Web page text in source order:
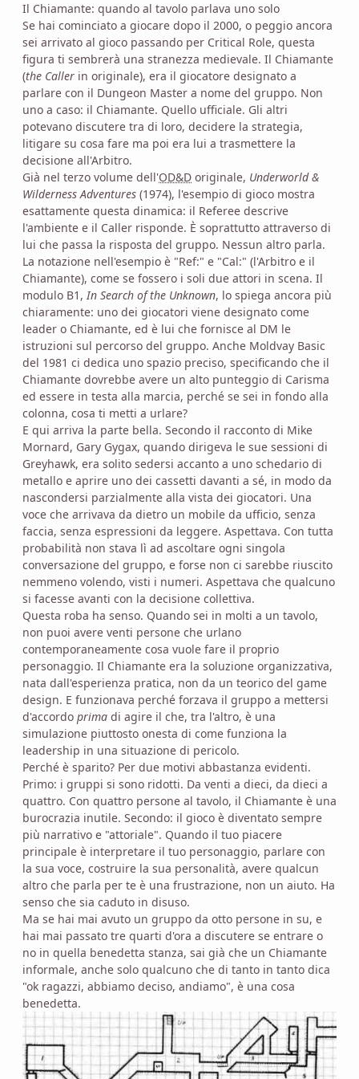
Il Chiamante: quando al tavolo parlava uno solo
Se hai cominciato a giocare dopo il 2000, o peggio ancora
sei arrivato al gioco passando per Critical Role, questa
figura ti sembrerà una stranezza medievale. Il Chiamante
(the Caller in originale), era il giocatore designato a
parlare con il Dungeon Master a nome del gruppo. Non
uno a caso: il Chiamante. Quello ufficiale. Gli altri
potevano discutere tra di loro, decidere la strategia,
litigare su cosa fare ma poi era lui a trasmettere la
decisione all'Arbitro.
Già nel terzo volume dell'OD&D originale, Underworld &
Wilderness Adventures (1974), l'esempio di gioco mostra
esattamente questa dinamica: il Referee descrive
l'ambiente e il Caller risponde. È soprattutto attraverso di
lui che passa la risposta del gruppo. Nessun altro parla.
La notazione nell'esempio è "Ref:" e "Cal:" (l'Arbitro e il
Chiamante), come se fossero i soli due attori in scena. Il
modulo B1,In Search of the Unknown, lo spiega ancora più
chiaramente: uno dei giocatori viene designato come
leader o Chiamante, ed è lui che fornisce al DM le
istruzioni sul percorso del gruppo. Anche Moldvay Basic
del 1981 ci dedica uno spazio preciso, specificando che il
Chiamante dovrebbe avere un alto punteggio di Carisma
ed essere in testa alla marcia, perché se sei in fondo alla
colonna, cosa ti metti a urlare?
E qui arriva la parte bella. Secondo il racconto di Mike
Mornard, Gary Gygax, quando dirigeva le sue sessioni di
Greyhawk, era solito sedersi accanto a uno schedario di
metallo e aprire uno dei cassetti davanti a sé, in modo da
nascondersi parzialmente alla vista dei giocatori. Una
voce che arrivava da dietro un mobile da ufficio, senza
faccia, senza espressioni da leggere. Aspettava. Con tutta
probabilità non stava lì ad ascoltare ogni singola
conversazione del gruppo, e forse non ci sarebbe riuscito
nemmeno volendo, visti i numeri. Aspettava che qualcuno
si facesse avanti con la decisione collettiva.
Questa roba ha senso. Quando sei in molti a un tavolo,
non puoi avere venti persone che urlano
contemporaneamente cosa vuole fare il proprio
personaggio. Il Chiamante era la soluzione organizzativa,
nata dall'esperienza pratica, non da un teorico del game
design. E funzionava perché forzava il gruppo a mettersi
d'accordo prima di agire il che, tra l'altro, è una
simulazione piuttosto onesta di come funziona la
leadership in una situazione di pericolo.
Perché è sparito? Per due motivi abbastanza evidenti.
Primo: i gruppi si sono ridotti. Da venti a dieci, da dieci a
quattro. Con quattro persone al tavolo, il Chiamante è una
burocrazia inutile. Secondo: il gioco è diventato sempre
più narrativo e "attoriale". Quando il tuo piacere
principale è interpretare il tuo personaggio, parlare con
la sua voce, costruire la sua personalità, avere qualcun
altro che parla per te è una frustrazione, non un aiuto. Ha
senso che sia caduto in disuso.
Ma se hai mai avuto un gruppo da otto persone in su, e
hai mai passato tre quarti d'ora a discutere se entrare o
no in quella benedetta stanza, sai già che un Chiamante
informale, anche solo qualcuno che di tanto in tanto dica
"ok ragazzi, abbiamo deciso, andiamo", è una cosa
benedetta.